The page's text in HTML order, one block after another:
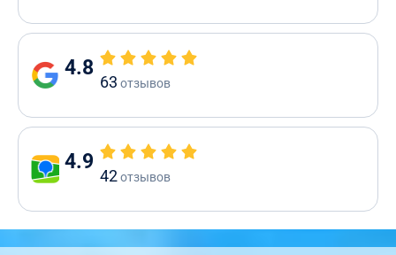
4.8
63 отзывов
4.9
42отзывов